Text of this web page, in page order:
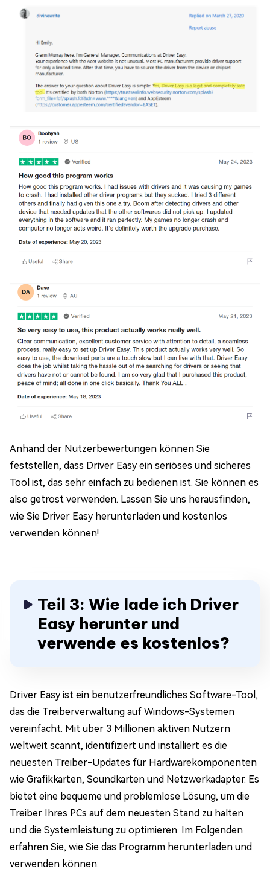
Anhand der Nutzerbewertungen können Sie
feststellen, dass Driver Easy ein seriöses und sicheres
Tool ist, das sehr einfach zu bedienen ist. Sie können es
also getrost verwenden. Lassen Sie uns herausfinden,
wie Sie Driver Easy herunterladen und kostenlos
verwenden können!
Teil 3: Wie lade ich Driver
Easy herunter und
verwende es kostenlos?
Driver Easy ist ein benutzerfreundliches Software-Tool,
das die Treiberverwaltung auf Windows-Systemen
vereinfacht. Mit über 3 Millionen aktiven Nutzern
weltweit scannt, identifiziert und installiert es die
neuesten Treiber-Updates für Hardwarekomponenten
wie Grafikkarten, Soundkarten und Netzwerkadapter. Es
bietet eine bequeme und problemlose Lösung, um die
Treiber Ihres PCs auf dem neuesten Stand zu halten
und die Systemleistung zu optimieren. Im Folgenden
erfahren Sie, wie Sie das Programm herunterladen und
verwenden können: